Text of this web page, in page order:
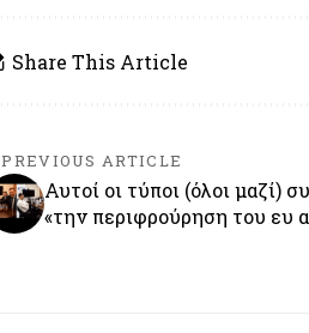
Share This Article
PREVIOUS ARTICLE
Αυτοί οι τύποι (όλοι μαζί)
«την περιφρούρηση του ευ